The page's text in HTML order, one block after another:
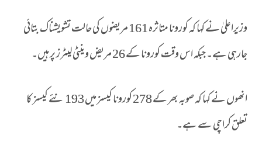
وزیراعلیٰ نے کہا کہ کورونا متاثرہ 161 مریضوں کی حالت تشویشناک بتائی
جارہی ہے۔ جبکہ اس وقت کورونا کے 26 مریض وینٹی لیٹرز پر ہیں۔
انھوں نے کہا کہ صوبہ بھر کے 278 کورونا کیسز میں 193 نئے کیسز کا
تعلق کراچی سے ہے۔